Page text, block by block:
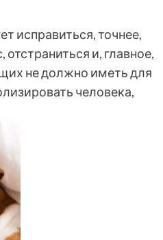
исправиться, точнее,
и, главное,
не должно иметь для
человека,